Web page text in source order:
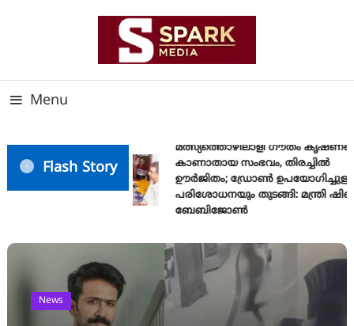
Menu
Flash Story
മത്സ്യത്തൊഴിലാളി ഗൗതം കൃഷ്ണയെ
കാണാതായ സംഭവം, തിരച്ചിൽ
ഊർജിതം; ഡ്രോണ്‍ ഉപയോഗിച്ചുള്ള
പരിശോധനയും തുടങ്ങി: മന്ത്രി ഷിബു
ബേബിജോണ്‍
News